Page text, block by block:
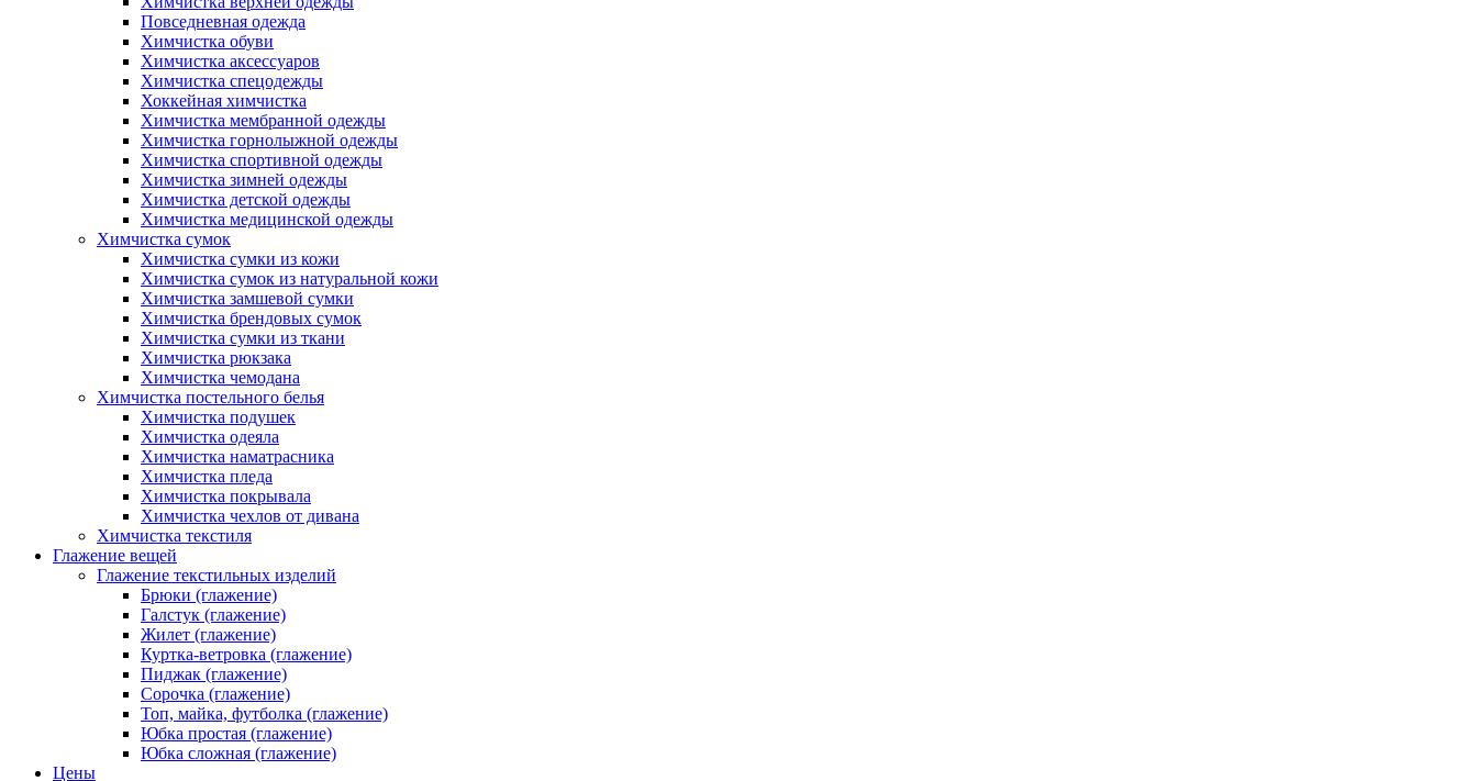
Повседневная одежда
Химчистка обуви
Химчистка аксессуаров
Химчистка спецодежды
Хоккейная химчистка
Химчистка мембранной одежды
Химчистка горнолыжной одежды
Химчистка спортивной одежды
Химчистка зимней одежды
Химчистка детской одежды
Химчистка медицинской одежды
Химчистка сумок
Химчистка сумки из кожи
Химчистка сумок из натуральной кожи
Химчистка замшевой сумки
Химчистка брендовых сумок
Химчистка сумки из ткани
Химчистка рюкзака
Химчистка чемодана
Химчистка постельного белья
Химчистка подушек
Химчистка одеяла
Химчистка наматрасника
Химчистка пледа
Химчистка покрывала
Химчистка чехлов от дивана
Химчистка текстиля
Глажение вещей
Глажение текстильных изделий
Брюки (глажение)
Галстук (глажение)
Жилет (глажение)
Куртка-ветровка (глажение)
Пиджак (глажение)
Сорочка (глажение)
Топ, майка, футболка (глажение)
Юбка простая (глажение)
Юбка сложная (глажение)
Цены